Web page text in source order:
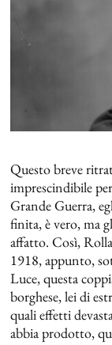
Questo breve
imprescindibile
Grande Guerra,
finita, è vero, ma
affatto. Così,
1918, appunto,
Luce, questa
borghese, lei di
quali effetti
abbia prodotto,